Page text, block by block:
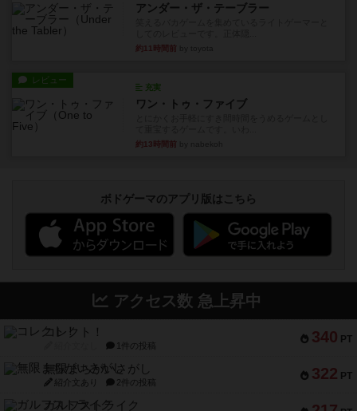
アンダー・ザ・テーブラー
約11時間前
レビュー
充実
ワン・トゥ・ファイブ
約13時間前
ボドゲーマのアプリ版はこちら
アクセス数 急上昇中
340 PT
コレクト！
1件の投稿
322 PT
無限まちがいさがし
紹介文あり 2件の投稿
ガルフストライク